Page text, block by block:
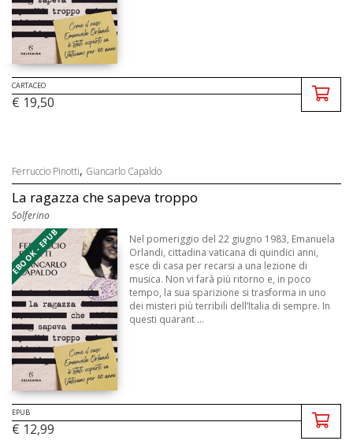
CARTACEO
€ 19,50
Ferruccio Pinotti, Giancarlo Capaldo
La ragazza che sapeva troppo
Solferino
EBOOK - EPUB
Nel pomeriggio del 22 giugno 1983, Emanuela
Orlandi, cittadina vaticana di quindici anni,
esce di casa per recarsi a una lezione di
musica. Non vi farà più ritorno e, in poco
tempo, la sua sparizione si trasforma in uno
dei misteri più terribili dell’Italia di sempre. In
questi quarant ...
EPUB
€ 12,99